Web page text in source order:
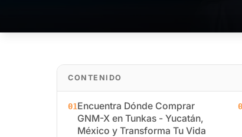
CONTENIDO
01Encuentra Dónde Comprar
GNM-X en Tunkas - Yucatán,
México y Transforma Tu Vida